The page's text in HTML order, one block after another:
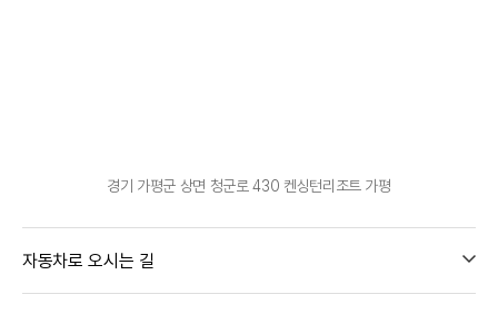
경기 가평군 상면 청군로 430 켄싱턴리조트 가평
자동차로 오시는 길